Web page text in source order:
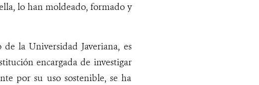
lo han moldeado, formado y
la Universidad Javeriana, es
encargada de investigar
por su uso sostenible, se ha